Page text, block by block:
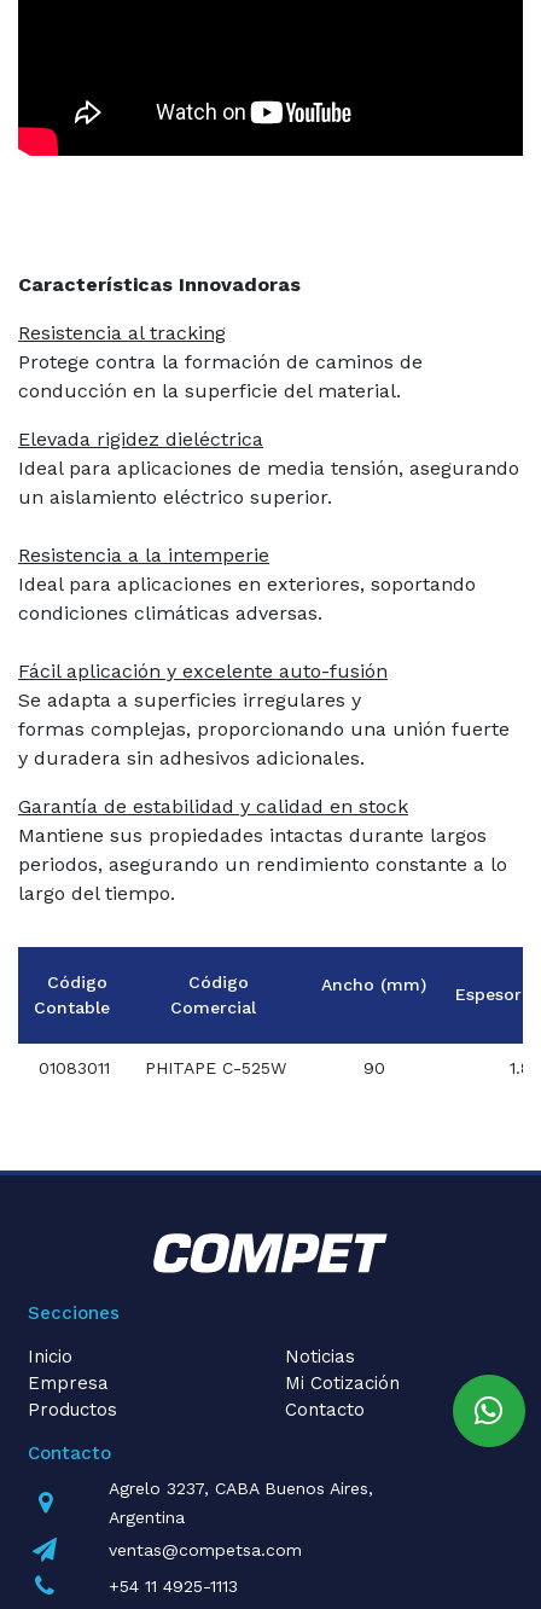
Características Innovadoras
Resistencia al tracking
Protege contra la formación de caminos de
conducción en la superficie del material.
Elevada rigidez dieléctrica
Ideal para aplicaciones de media tensión, asegurando
un aislamiento eléctrico superior.
Resistencia a la intemperie
Ideal para aplicaciones en exteriores, soportando
condiciones climáticas adversas.
Fácil aplicación y excelente auto-fusión
Se adapta a superficies irregulares y
formas complejas, proporcionando una unión fuerte
y duradera sin adhesivos adicionales.
Garantía de estabilidad y calidad en stock
Mantiene sus propiedades intactas durante largos
periodos, asegurando un rendimiento constante a lo
largo del tiempo.
Código
Contable
Código
Comercial
Ancho (mm) Espesor
01083011 PHITAPE C-525W 90 1.8
Secciones
Inicio
Empresa
Productos
Noticias
Mi Cotización
Contacto
Contacto
Agrelo 3237, CABA Buenos Aires,
Argentina
ventas@competsa.com
+54 11 4925-1113